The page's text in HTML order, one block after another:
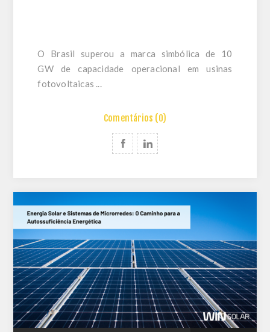
O Brasil superou a marca simbólica de 10
GW de capacidade operacional em usinas
fotovoltaicas ...
Comentários (0)